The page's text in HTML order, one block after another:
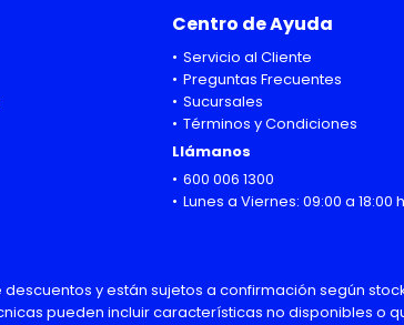
Centro de Ayuda
Servicio al Cliente
Preguntas Frecuentes
Sucursales
Términos y Condiciones
Llámanos
600 006 1300
Lunes a Viernes: 09:00 a 18:00
y están sujetos a confirmación según
pueden incluir características no disponibles o